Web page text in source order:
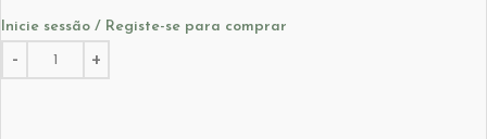
Inicie sessão / Registe-se para comprar